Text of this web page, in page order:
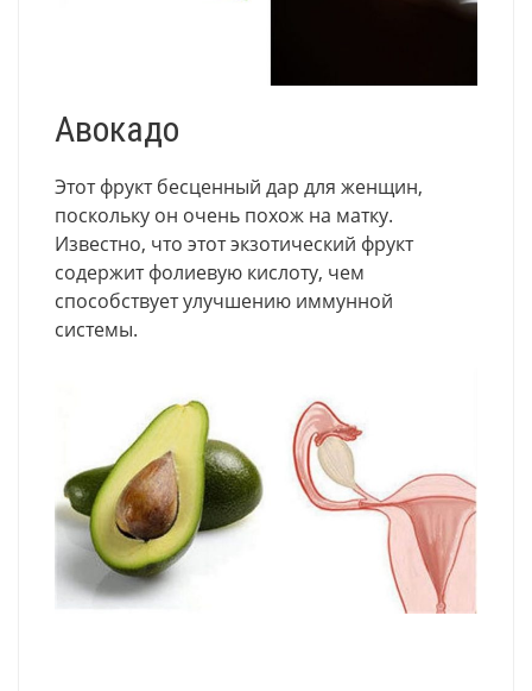
Авокадо
Этот фрукт бесценный дар для женщин,
поскольку он очень похож на матку.
Известно, что этот экзотический фрукт
содержит фолиевую кислоту, чем
способствует улучшению иммунной
системы.